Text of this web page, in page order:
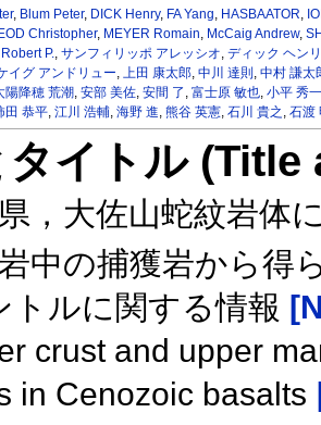
, Blum Peter, DICK Henry, FA Yang HASBAATOR
Christopher, MEYER Romain McCaig Andrew,
P. サンフィリッポ アレッシオ ディック ヘン
イグ アンドリュー 上田 康太郎, 中川 達則 中村 謙太
陽降穂 荒潮, 安部 美佐, 安間 了 富士原 敏也, 小平 秀一
田 恭平, 江川 浩輔, 海野 進 熊谷 英憲, 石川 貴之 石渡
タイトル
，大佐山蛇紋岩体
中の捕獲岩から得
トルに関する情報
crust and upper
in Cenozoic basalts